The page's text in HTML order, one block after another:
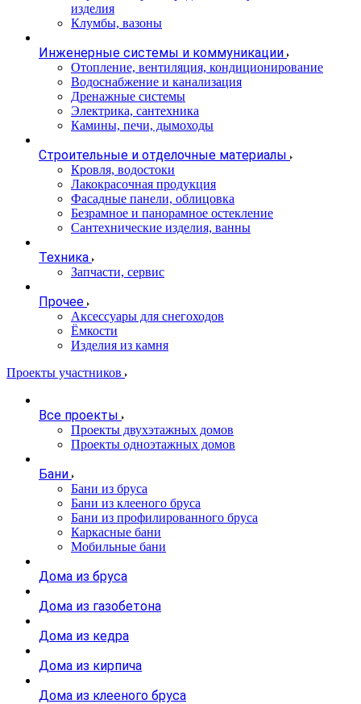
изделия
Клумбы, вазоны
Инженерные системы и коммуникации
Отопление, вентиляция, кондиционирование
Водоснабжение и канализация
Дренажные системы
Электрика, сантехника
Камины, печи, дымоходы
Строительные и отделочные материалы
Кровля, водостоки
Лакокрасочная продукция
Фасадные панели, облицовка
Безрамное и панорамное остекление
Сантехнические изделия, ванны
Техника
Запчасти, сервис
Прочее
Аксессуары для снегоходов
Ёмкости
Изделия из камня
Проекты участников
Все проекты
Проекты двухэтажных домов
Проекты одноэтажных домов
Бани
Бани из бруса
Бани из клееного бруса
Бани из профилированного бруса
Каркасные бани
Мобильные бани
Дома из бруса
Дома из газобетона
Дома из кедра
Дома из кирпича
Дома из клееного бруса